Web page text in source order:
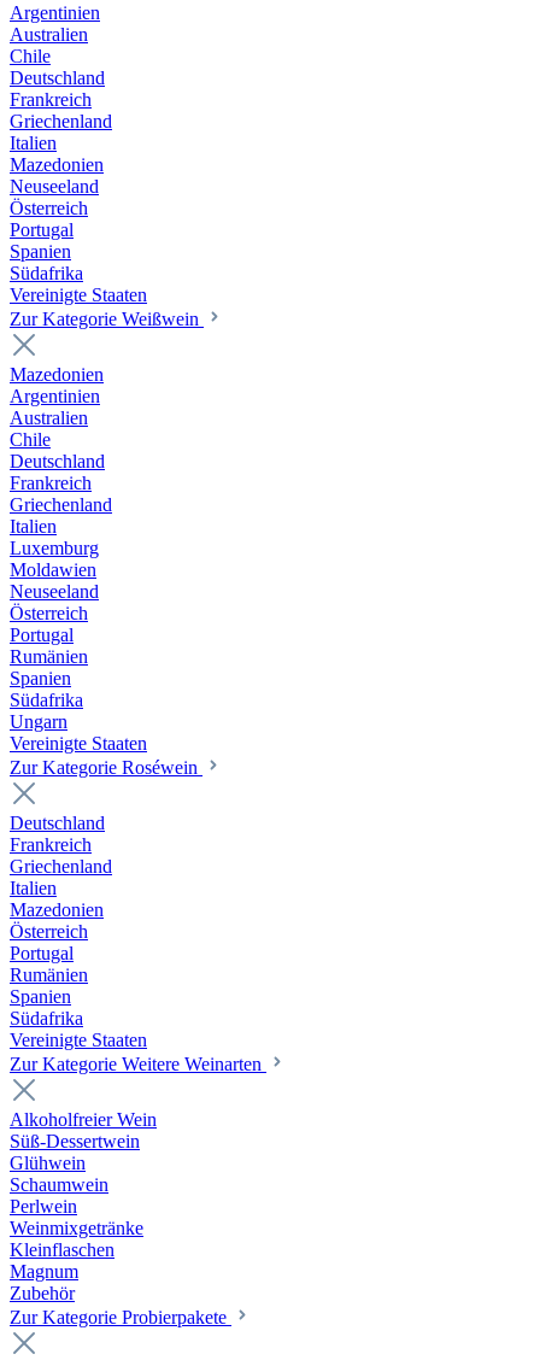
Argentinien
Australien
Chile
Deutschland
Frankreich
Griechenland
Italien
Mazedonien
Neuseeland
Österreich
Portugal
Spanien
Südafrika
Vereinigte Staaten
Zur Kategorie Weißwein
Mazedonien
Argentinien
Australien
Chile
Deutschland
Frankreich
Griechenland
Italien
Luxemburg
Moldawien
Neuseeland
Österreich
Portugal
Rumänien
Spanien
Südafrika
Ungarn
Vereinigte Staaten
Zur Kategorie Roséwein
Deutschland
Frankreich
Griechenland
Italien
Mazedonien
Österreich
Portugal
Rumänien
Spanien
Südafrika
Vereinigte Staaten
Zur Kategorie Weitere Weinarten
Alkoholfreier Wein
Süß-Dessertwein
Glühwein
Schaumwein
Perlwein
Weinmixgetränke
Kleinflaschen
Magnum
Zubehör
Zur Kategorie Probierpakete